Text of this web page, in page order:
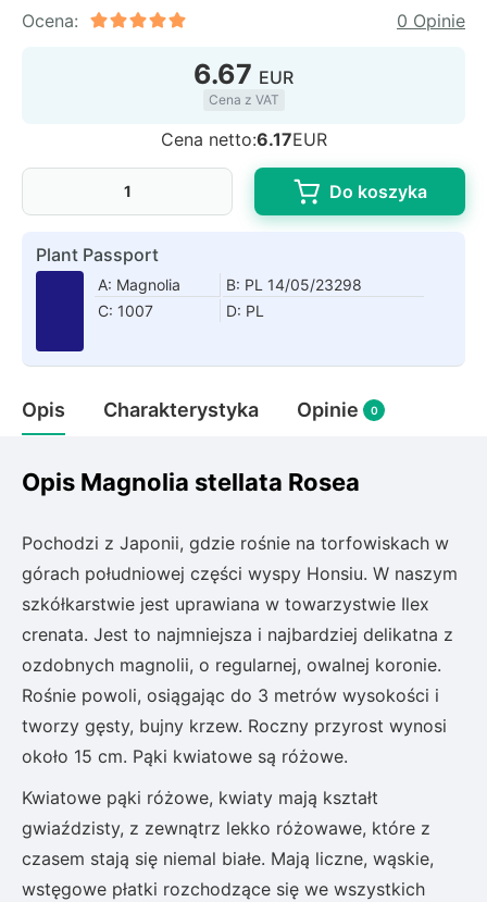
Rudbeckia
Hakonechoa (trawa bambusowa)
Różanecznik
Pnącza
Glicynia (wisteria)
Wiciokrzew
Ocena:
0 Opinie
6.67 EUR
Cena z VAT
Cena netto:6.17EUR
Do koszyka
Plant Passport
A: Magnolia
B: PL 14/05/23298
C: 1007
D: PL
Opis Charakterystyka Opinie 0
Opis Magnolia stellata Rosea
Pochodzi z Japonii, gdzie rośnie na torfowiskach w
górach południowej części wyspy Honsiu. W naszym
szkółkarstwie jest uprawiana w towarzystwie Ilex
crenata. Jest to najmniejsza i najbardziej delikatna z
ozdobnych magnolii, o regularnej, owalnej koronie.
Rośnie powoli, osiągając do 3 metrów wysokości i
tworzy gęsty, bujny krzew. Roczny przyrost wynosi
około 15 cm. Pąki kwiatowe są różowe.
Kwiatowe pąki różowe, kwiaty mają kształt
gwiaździsty, z zewnątrz lekko różowawe, które z
czasem stają się niemal białe. Mają liczne, wąskie,
wstęgowe płatki rozchodzące się we wszystkich